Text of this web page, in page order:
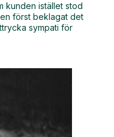
kunden istället stod
först beklagat det
sympati för